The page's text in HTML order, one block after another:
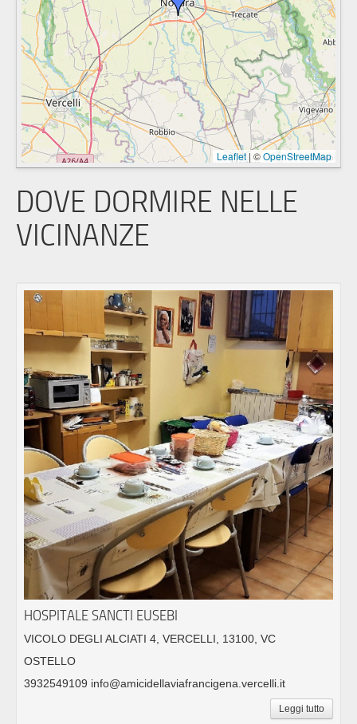
Leaflet | ©OpenStreetMap
DOVE DORMIRE NELLE
VICINANZE
HOSPITALE SANCTI EUSEBI
VICOLO DEGLI ALCIATI 4, VERCELLI, 13100, VC
OSTELLO
3932549109 info@amicidellaviafrancigena.vercelli.it
Leggi tutto